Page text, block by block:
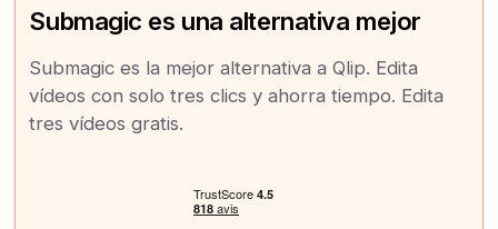
Submagic es una alternativa mejor
Submagic es la mejor alternativa a Qlip. Edita
vídeos con solo tres clics y ahorra tiempo. Edita
tres vídeos gratis.